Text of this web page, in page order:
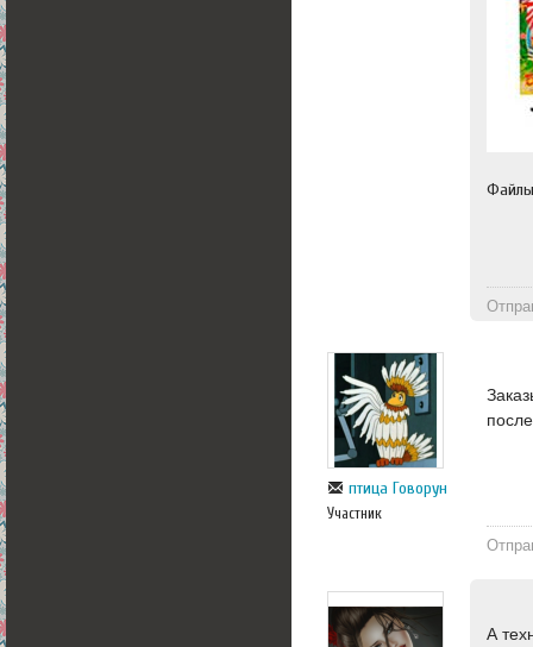
птица Говорун
Участник
А